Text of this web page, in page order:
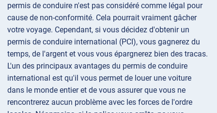
permis de conduire n'est pas considéré comme légal pour
cause de non-conformité. Cela pourrait vraiment gâcher
votre voyage. Cependant, si vous décidez d'obtenir un
permis de conduire international (PCI), vous gagnerez du
temps, de l'argent et vous vous épargnerez bien des tracas.
L'un des principaux avantages du permis de conduire
international est qu'il vous permet de louer une voiture
dans le monde entier et de vous assurer que vous ne
rencontrerez aucun problème avec les forces de l'ordre